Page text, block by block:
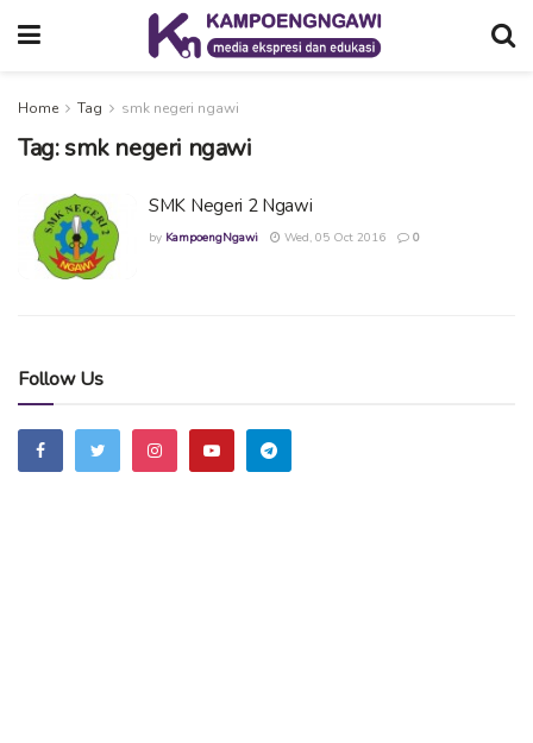
Home Tag smk negeri ngawi
Tag:smk negeri ngawi
SMK Negeri 2 Ngawi
by KampoengNgawi Wed, 05 Oct 2016 0
Follow Us